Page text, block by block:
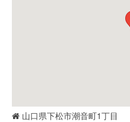
山口県下松市潮音町1丁目